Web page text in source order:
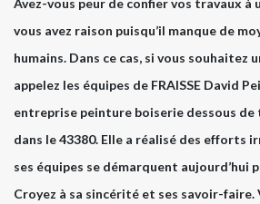
Avez-vous peur de confier vos travaux à
vous avez raison puisqu’il manque de
humains. Dans ce cas, si vous souhaitez
appelez les équipes de FRAISSE David
entreprise peinture boiserie dessous
dans le 43380. Elle a réalisé des efforts
ses équipes se démarquent aujourd’hui
Croyez à sa sincérité et ses savoir-faire.